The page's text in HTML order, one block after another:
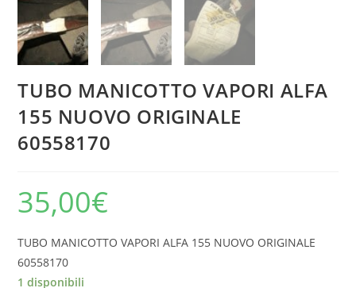
TUBO MANICOTTO VAPORI ALFA
155 NUOVO ORIGINALE
60558170
35,00€
TUBO MANICOTTO VAPORI ALFA 155 NUOVO ORIGINALE
60558170
1 disponibili